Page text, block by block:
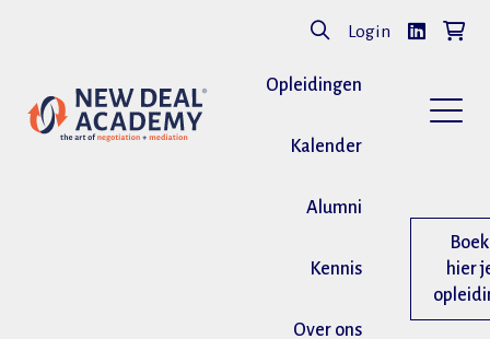
Login
Opleidingen
Kalender
Alumni
Kennis
Over ons
Boek
hier